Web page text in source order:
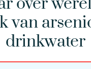
van
drinkwater